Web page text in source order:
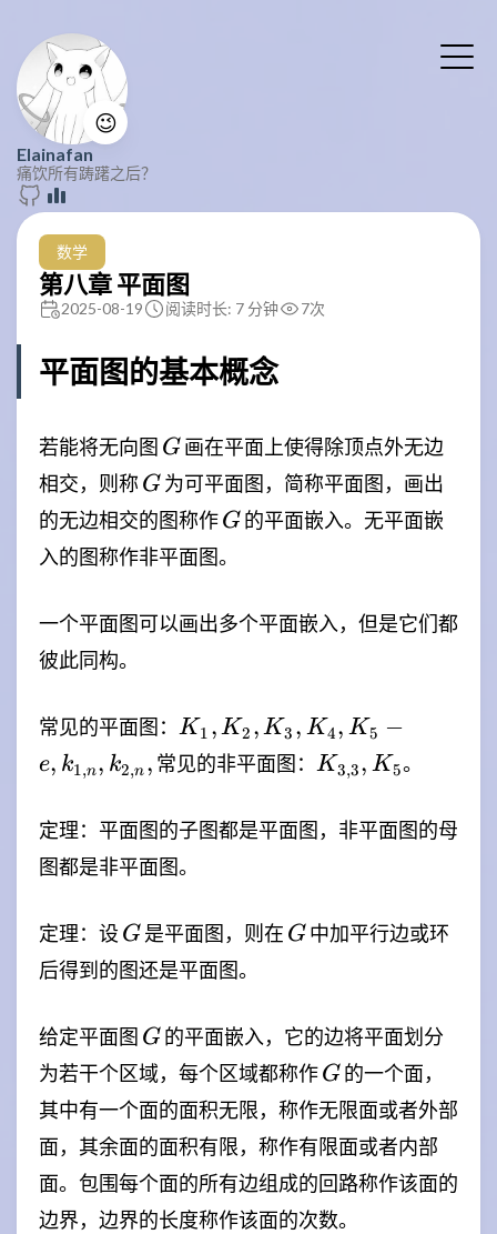
😉
Elainafan
痛饮所有踌躇之后？
数学
第八章 平面图
2025-08-19 阅读时长: 7 分钟 7次
平面图的基本概念
若能将无向图 G
G 画在平面上使得除顶点外无边
相交，则称 G
G 为可平面图，简称平面图，画出
的无边相交的图称作G
G 的平面嵌入。无平面嵌
入的图称作非平面图。
一个平面图可以画出多个平面嵌入，但是它们都
彼此同构。
常见的平面图：
K_1,K_2,K_3,K_4,K_5-
e,k_{1,n},k_{2,n},
K1 ,K2 , K3 , K4, K5 −
e, k1,n, k2,n , 常见的非平面图： K_{3,3},K_5
K3,3, K5。
定理：平面图的子图都是平面图，非平面图的母
图都是非平面图。
定理：设 G
G 是平面图，则在 G
G 中加平行边或环
后得到的图还是平面图。
给定平面图 G
G 的平面嵌入，它的边将平面划分
为若干个区域，每个区域都称作G
G 的一个面，
其中有一个面的面积无限，称作无限面或者外部
面，其余面的面积有限，称作有限面或者内部
面。包围每个面的所有边组成的回路称作该面的
边界，边界的长度称作该面的次数。